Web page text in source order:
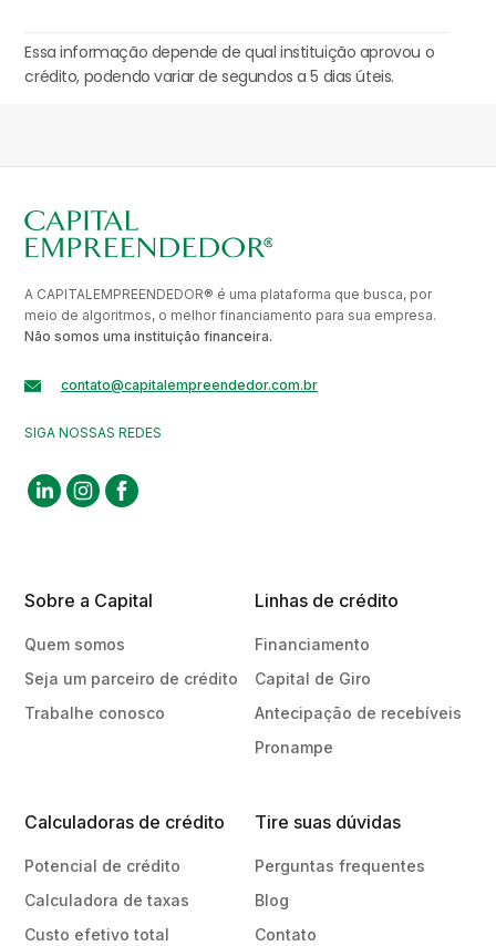
Essa informação depende de qual instituição aprovou o
crédito, podendo variar de segundos a 5 dias úteis.
A CAPITALEMPREENDEDOR® é uma plataforma que busca, por
meio de algoritmos, o melhor financiamento para sua empresa.
Não somos uma instituição financeira.
contato@capitalempreendedor.com.br
SIGA NOSSAS REDES
Sobre a Capital
Quem somos
Seja um parceiro de crédito
Trabalhe conosco
Linhas de crédito
Financiamento
Capital de Giro
Antecipação de recebíveis
Pronampe
Calculadoras de crédito
Potencial de crédito
Calculadora de taxas
Custo efetivo total
Tire suas dúvidas
Perguntas frequentes
Blog
Contato